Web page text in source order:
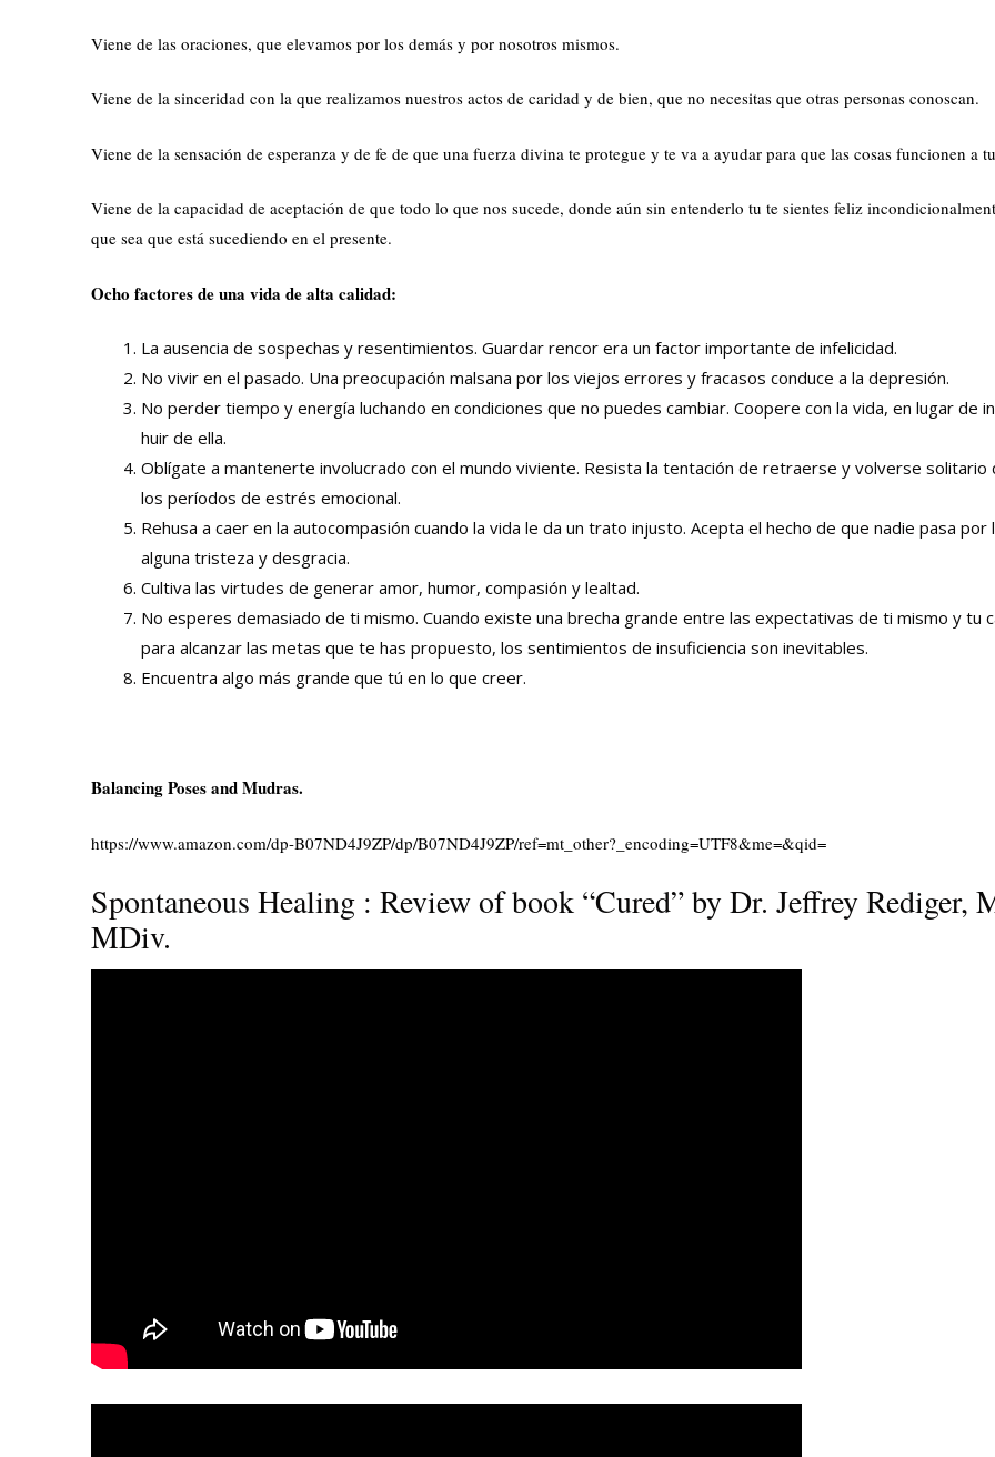
Viene de las oraciones, que elevamos por los demás y por nosotros mismos.
Viene de la sinceridad con la que realizamos nuestros actos de caridad y de bien, que no necesitas que otras personas conoscan.
Viene de la sensación de esperanza y de fe de que una fuerza divina te protegue y te va a ayudar para que las cosas funcionen a
Viene de la capacidad de aceptación de que todo lo que nos sucede, donde aún sin entenderlo tu te sientes feliz
que sea que está sucediendo en el presente.
Ocho factores de una vida de alta calidad:
La ausencia de sospechas y resentimientos. Guardar rencor era un factor importante de infelicidad.
No vivir en el pasado. Una preocupación malsana por los viejos errores y fracasos conduce a la depresión.
No perder tiempo y energía luchando en condiciones que no puedes cambiar. Coopere con la vida, en lugar de
huir de ella.
Oblígate a mantenerte involucrado con el mundo viviente. Resista la tentación de retraerse y volverse solitario
los períodos de estrés emocional.
Rehusa a caer en la autocompasión cuando la vida le da un trato injusto. Acepta el hecho de que nadie pasa por
alguna tristeza y desgracia.
Cultiva las virtudes de generar amor, humor, compasión y lealtad.
No esperes demasiado de ti mismo. Cuando existe una brecha grande entre las expectativas de ti mismo y tu
para alcanzar las metas que te has propuesto, los sentimientos de insuficiencia son inevitables.
Encuentra algo más grande que tú en lo que creer.
Balancing Poses and Mudras.
https://www.amazon.com/dp-B07ND4J9ZP/dp/B07ND4J9ZP/ref=mt_other?_encoding=UTF8&me=&qid=
Spontaneous Healing : Review of book “Cured” by Dr. Jeffrey Rediger,
MDiv.